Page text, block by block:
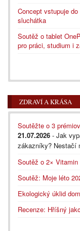
Concept vstupuje
sluchátka
Soutěž o tablet
pro práci, studium i
ZDRAVÍ A KRÁSA
Soutěžte o 3
21.07.2026 - Jak
zákazníky? Nestačí
Soutěž o 2×
Soutěž: Moje léto
Ekologický úklid
Recenze: Hříšný